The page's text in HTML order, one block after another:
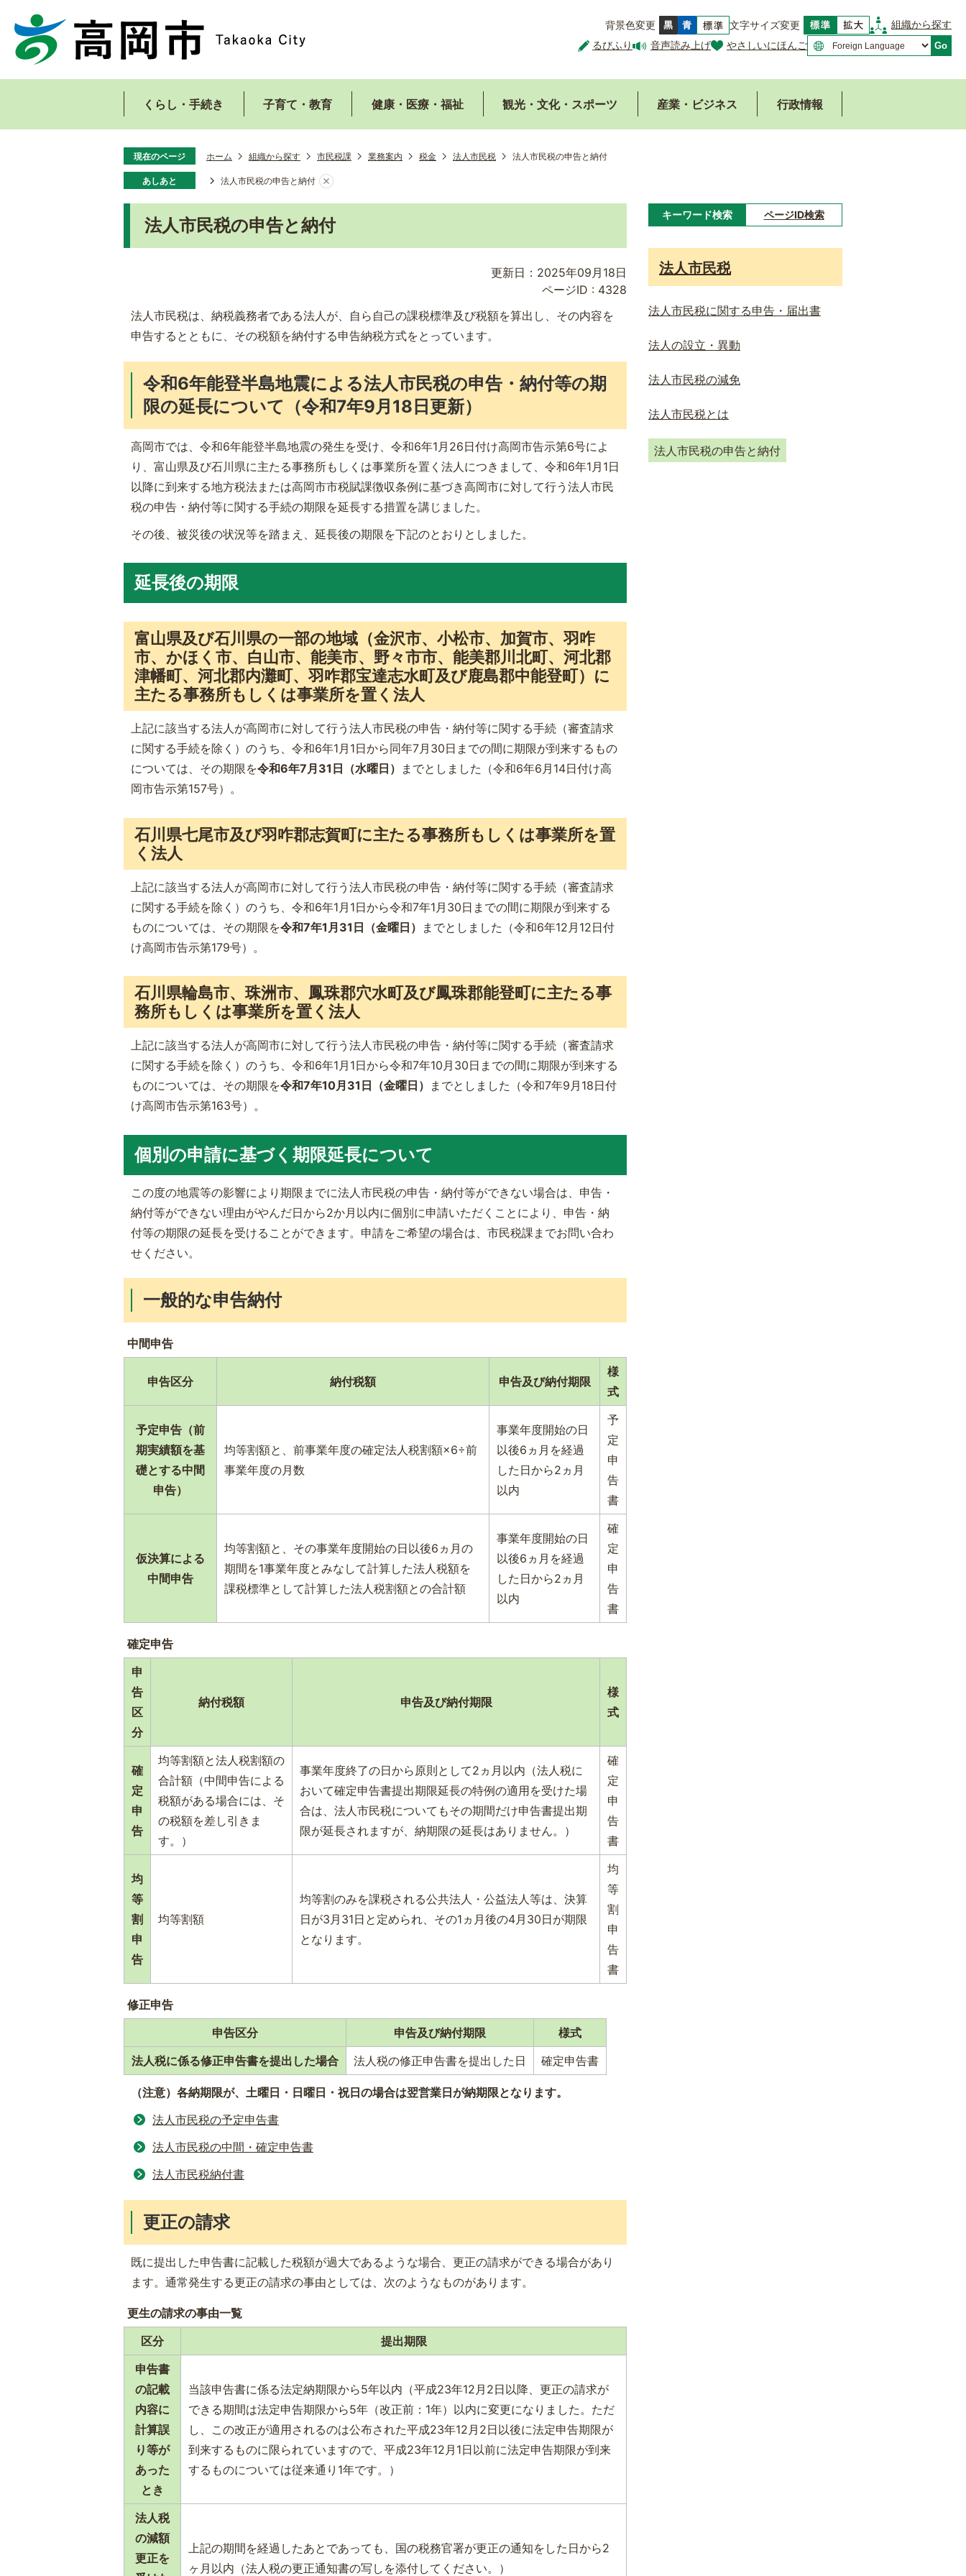
背景色変更 文字サイズ変更
組織から探す
るびふり
音声読み上げ やさしいにほんご Go
くらし・手続き 子育て・教育 健康・医療・福祉 観光・文化・スポーツ 産業・ビジネス 行政情報
現在のページ ホーム 組織から探す 市民税課 業務案内 税金 法人市民税 法人市民税の申告と納付
あしあと 法人市民税の申告と納付
法人市民税の申告と納付
更新日：2025年09月18日
ページID : 4328
法人市民税は、納税義務者である法人が、自ら自己の課税標準及び税額を算出し、その内容を
申告するとともに、その税額を納付する申告納税方式をとっています。
令和6年能登半島地震による法人市民税の申告・納付等の期
限の延長について（令和7年9月18日更新）
高岡市では、令和6年能登半島地震の発生を受け、令和6年1月26日付け高岡市告示第6号によ
り、富山県及び石川県に主たる事務所もしくは事業所を置く法人につきまして、令和6年1月1日
以降に到来する地方税法または高岡市市税賦課徴収条例に基づき高岡市に対して行う法人市民
税の申告・納付等に関する手続の期限を延長する措置を講じました。
その後、被災後の状況等を踏まえ、延長後の期限を下記のとおりとしました。
延長後の期限
富山県及び石川県の一部の地域（金沢市、小松市、加賀市、羽咋
市、かほく市、白山市、能美市、野々市市、能美郡川北町、河北郡
津幡町、河北郡内灘町、羽咋郡宝達志水町及び鹿島郡中能登町）に
主たる事務所もしくは事業所を置く法人
上記に該当する法人が高岡市に対して行う法人市民税の申告・納付等に関する手続（審査請求
に関する手続を除く）のうち、令和6年1月1日から同年7月30日までの間に期限が到来するもの
については、その期限を令和6年7月31日（水曜日） までとしました（令和6年6月14日付け高
岡市告示第157号）。
石川県七尾市及び羽咋郡志賀町に主たる事務所もしくは事業所を置
く法人
上記に該当する法人が高岡市に対して行う法人市民税の申告・納付等に関する手続（審査請求
に関する手続を除く）のうち、令和6年1月1日から令和7年1月30日までの間に期限が到来する
ものについては、その期限を令和7年1月31日（金曜日） までとしました（令和6年12月12日付
け高岡市告示第179号）。
石川県輪島市、珠洲市、鳳珠郡穴水町及び鳳珠郡能登町に主たる事
務所もしくは事業所を置く法人
上記に該当する法人が高岡市に対して行う法人市民税の申告・納付等に関する手続（審査請求
に関する手続を除く）のうち、令和6年1月1日から令和7年10月30日までの間に期限が到来する
ものについては、その期限を令和7年10月31日（金曜日） までとしました（令和7年9月18日付
け高岡市告示第163号）。
個別の申請に基づく期限延長について
この度の地震等の影響により期限までに法人市民税の申告・納付等ができない場合は、申告・
納付等ができない理由がやんだ日から2か月以内に個別に申請いただくことにより、申告・納
付等の期限の延長を受けることができます。申請をご希望の場合は、市民税課までお問い合わ
せください。
一般的な申告納付
中間申告
申告区分 納付税額 申告及び納付期限
様
式
予定申告（前
期実績額を基
礎とする中間
申告）
均等割額と、前事業年度の確定法人税割額×6÷前
事業年度の月数
事業年度開始の日
以後6ヵ月を経過
した日から2ヵ月
以内
予
定
申
告
書
仮決算による
中間申告
均等割額と、その事業年度開始の日以後6ヵ月の
期間を1事業年度とみなして計算した法人税額を
課税標準として計算した法人税割額との合計額
事業年度開始の日
以後6ヵ月を経過
した日から2ヵ月
以内
確
定
申
告
書
確定申告
申
告
区
分
納付税額 申告及び納付期限
様
式
確
定
申
告
均等割額と法人税割額の
合計額（中間申告による
税額がある場合には、そ
の税額を差し引きま
す。）
事業年度終了の日から原則として2ヵ月以内（法人税に
おいて確定申告書提出期限延長の特例の適用を受けた場
合は、法人市民税についてもその期間だけ申告書提出期
限が延長されますが、納期限の延長はありません。）
確
定
申
告
書
均
等
割
申
告
均等割額
均等割のみを課税される公共法人・公益法人等は、決算
日が3月31日と定められ、その1ヵ月後の4月30日が期限
となります。
均
等
割
申
告
書
修正申告
申告区分
申告及び納付期限
様式
法人税に係る修正申告書を提出した場合
法人税の修正申告書を提出した日 確定申告書
（注意）各納期限が、土曜日・日曜日・祝日の場合は翌営業日が納期限となります。
法人市民税の予定申告書
法人市民税の中間・確定申告書
法人市民税納付書
更正の請求
既に提出した申告書に記載した税額が過大であるような場合、更正の請求ができる場合があり
ます。通常発生する更正の請求の事由としては、次のようなものがあります。
更生の請求の事由一覧
区分
提出期限
申告書
の記載
内容に
計算誤
り等が
あった
とき
当該申告書に係る法定納期限から5年以内（平成23年12月2日以降、更正の請求が
できる期間は法定申告期限から5年（改正前：1年）以内に変更になりました。ただ
し、この改正が適用されるのは公布された平成23年12月2日以後に法定申告期限が
到来するものに限られていますので、平成23年12月1日以前に法定申告期限が到来
するものについては従来通り1年です。）
法人税
の減額
更正を
上記の期間を経過したあとであっても、国の税務官署が更正の通知をした日から2
ヶ月以内（法人税の更正通知書の写しを添付してください。）
キーワード検索 ページID検索
ー
ワ
ー
検
法人市民税
法人市民税に関する申告・届出書
法人の設立・異動
法人市民税の減免
法人市民税とは
法人市民税の申告と納付